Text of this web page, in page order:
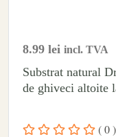
8.99 lei incl. TVA
Substrat natural
de ghiveci altoite
( 0 )